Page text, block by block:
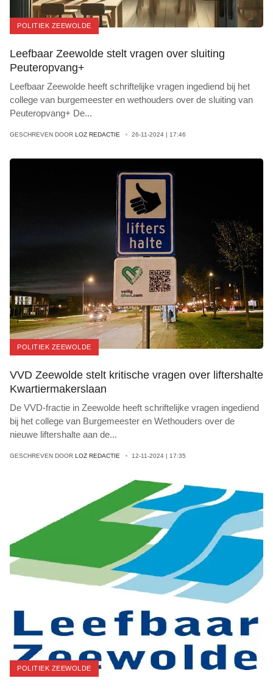
POLITIEK ZEEWOLDE
Leefbaar Zeewolde stelt vragen over sluiting
Peuteropvang+
Leefbaar Zeewolde heeft schriftelijke vragen ingediend bij het
college van burgemeester en wethouders over de sluiting van
Peuteropvang+ De...
GESCHREVEN DOOR LOZ REDACTIE 26-11-2024 | 17:46
POLITIEK ZEEWOLDE
VVD Zeewolde stelt kritische vragen over liftershalte
Kwartiermakerslaan
De VVD-fractie in Zeewolde heeft schriftelijke vragen ingediend
bij het college van Burgemeester en Wethouders over de
nieuwe liftershalte aan de...
GESCHREVEN DOOR LOZ REDACTIE 12-11-2024 | 17:35
POLITIEK ZEEWOLDE